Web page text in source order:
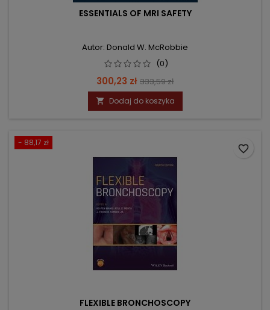
ESSENTIALS OF MRI SAFETY
Autor: Donald W. McRobbie
(0)
Cena
300,23 zł Cena
podstawowa
333,59 zł
 Dodaj do koszyka
- 88,17 zł
FLEXIBLE BRONCHOSCOPY
favorite_border